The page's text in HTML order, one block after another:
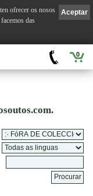
0
Aceptar
ofrecer os nosos
das